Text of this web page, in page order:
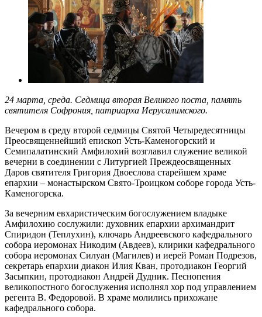
24 марта, среда. Седмица вторая Великого поста, память
святителя Софрония, патриарха Иерусалимского.
Вечером в среду второй седмицы Святой Четыредесятницы
Преосвященнейший епископ Усть-Каменогорский и
Семипалатинский Амфилохий возглавил служение великой
вечерни в соединении с Литургией Преждеосвященных
Даров святителя Григория Двоеслова старейшем храме
епархии – монастырском Свято-Троицком соборе города Усть-
Каменогорска.
За вечерним евхаристическим богослужением владыке
Амфилохию сослужили: духовник епархии архимандрит
Спиридон (Теплухин), ключарь Андреевского кафедрального
собора иеромонах Никодим (Авдеев), клирики кафедрального
собора иеромонах Силуан (Магилев) и иерей Роман Подрезов,
секретарь епархии диакон Илия Кван, протодиакон Георгий
Засыпкин, протодиакон Андрей Дудник. Песнопения
великопостного богослужения исполнял хор под управлением
регента В. Федоровой. В храме молились прихожане
кафедрального собора.